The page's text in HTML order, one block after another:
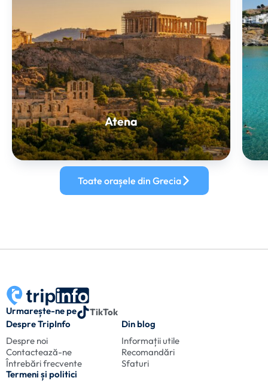
Atena
Toate orașele din Grecia
Urmarește-ne pe
TikTok
Despre TripInfo
Despre noi
Contactează-ne
Întrebări frecvente
Din blog
Informații utile
Recomandări
Sfaturi
Termeni și politici